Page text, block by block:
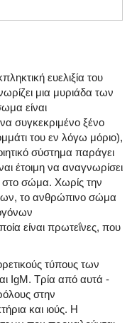
ευελιξία του
μια μυριάδα των
είναι
συγκεκριμένο ξένο
του εν λόγω μόριο),
σύστημα παράγει
έτοιμη να αναγνωρίσει
στο σώμα. Χωρίς την
το ανθρώπινο σώμα
είναι πρωτεΐνες, που
τύπους των
IgM. Τρία από αυτά -
στην
και ιούς. Η